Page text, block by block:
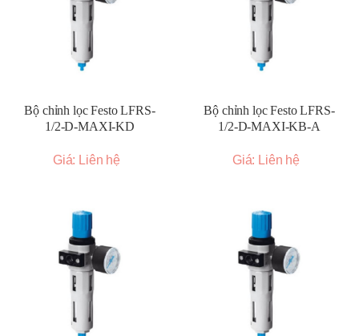
Bộ chỉnh lọc Festo LFRS-
1/2-D-MAXI-KD
Giá: Liên hệ
Bộ chỉnh lọc Festo LFRS-
1/2-D-MAXI-KB-A
Giá: Liên hệ